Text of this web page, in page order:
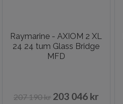
Raymarine - AXIOM 2 XL
24 24 tum Glass Bridge
MFD
207 190 kr 203 046 kr